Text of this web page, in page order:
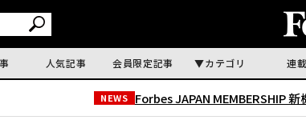
人気記事 会員限定記事 カテゴリ 連載
NEWS Forbes JAPAN MEMBERSHIP 新